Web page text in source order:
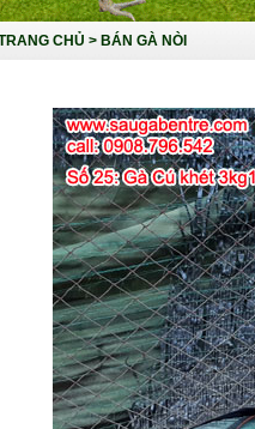
CHỦ > BÁN GÀ NÒI